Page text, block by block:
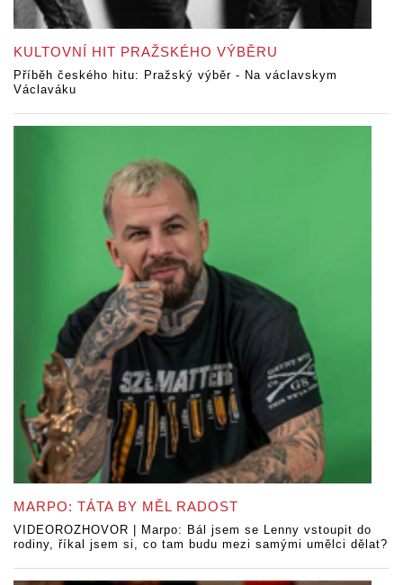
KULTOVNÍ HIT PRAŽSKÉHO VÝBĚRU
Příběh českého hitu: Pražský výběr - Na václavskym
Václaváku
MARPO: TÁTA BY MĚL RADOST
VIDEOROZHOVOR | Marpo: Bál jsem se Lenny vstoupit do
rodiny, říkal jsem si, co tam budu mezi samými umělci dělat?